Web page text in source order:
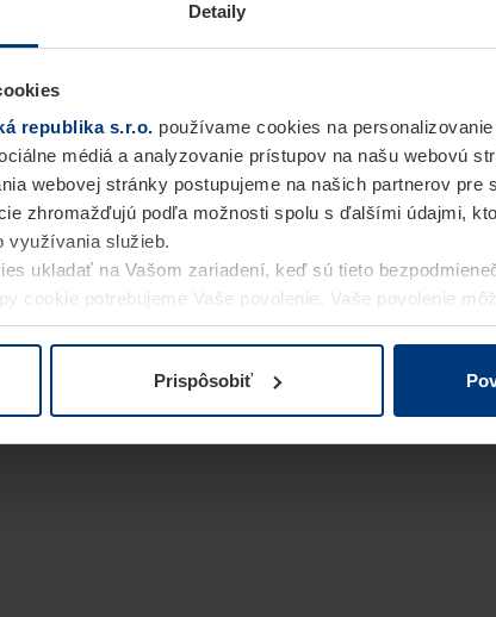
Detaily
republika s.r.o. používame cookies na
médiá a analyzovanie prístupov na našu webovú
webovej stránky postupujeme na našich partnerov pre
zhromažďujú podľa možnosti spolu s ďalšími údajmi,
využívania služieb.
ukladať na Vašom zariadení, keď sú tieto
cookie potrebujeme Vaše povolenie. Vaše povolenie
na stránkeVyhlásenie o ochrane osobných údajovnašej
Prispôsobiť